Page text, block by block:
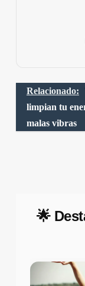
Relacionado:
limpian tu
malas vibras
🌟